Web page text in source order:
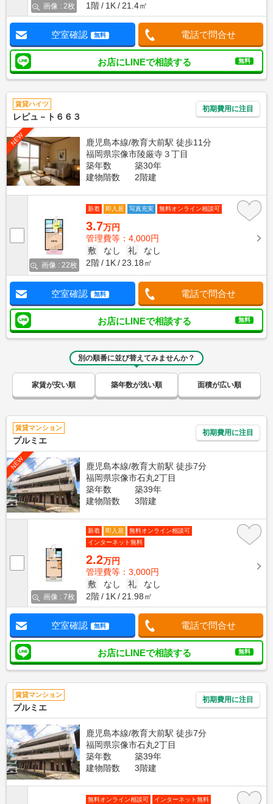
画像 : 2枚
1階
1K 21.4㎡
空室確認 無料 電話で問合せ
お店にLINEで相談する 無料
賃貸ハイツ
レピュ－ト６６３
初期費用に注目
NEW
鹿児島本線/教育大前駅 徒歩11分
福岡県宗像市陵厳寺３丁目
築年数
築30年
建物階数
2階建
画像 : 22枚
新着 即入居 写真充実 無料オンライン相談可
3.7万円
管理費等：4,000円
敷
なし 礼
なし
2階
1K 23.18㎡
空室確認 無料 電話で問合せ
お店にLINEで相談する 無料
別の順番に並び替えてみませんか？
家賃が安い順 築年数が浅い順 面積が広い順
賃貸マンション
プルミエ
初期費用に注目
NEW
鹿児島本線/教育大前駅 徒歩7分
福岡県宗像市石丸2丁目
築年数
築39年
建物階数
3階建
画像 : 7枚
新着 即入居
無料オンライン相談可
インターネット無料
2.2万円
管理費等：3,000円
敷
なし 礼
なし
2階
1K 21.98㎡
空室確認 無料 電話で問合せ
お店にLINEで相談する 無料
賃貸マンション
プルミエ
初期費用に注目
鹿児島本線/教育大前駅 徒歩7分
福岡県宗像市石丸2丁目
築年数
築39年
建物階数
3階建
無料オンライン相談可 インターネット無料